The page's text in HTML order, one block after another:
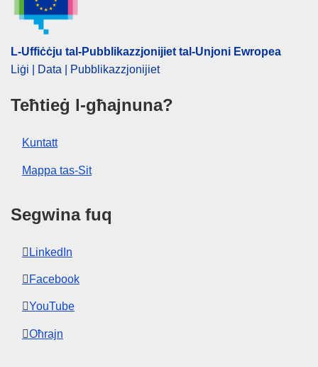
L-Uffiċċju tal-Pubblikazzjonijiet tal-Unjoni Ewropea
Liġi | Data | Pubblikazzjonijiet
Teħtieġ l-għajnuna?
Kuntatt
Mappa tas-Sit
Segwina fuq
LinkedIn
Facebook
YouTube
Oħrajn